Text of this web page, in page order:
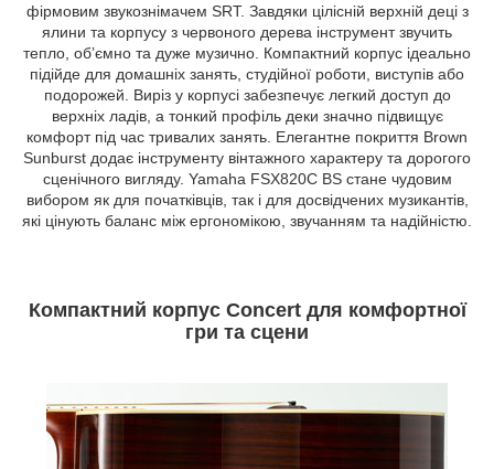
фірмовим звукознімачем SRT. Завдяки цілісній верхній деці з
ялини та корпусу з червоного дерева інструмент звучить
тепло, об’ємно та дуже музично. Компактний корпус ідеально
підійде для домашніх занять, студійної роботи, виступів або
подорожей. Виріз у корпусі забезпечує легкий доступ до
верхніх ладів, а тонкий профіль деки значно підвищує
комфорт під час тривалих занять. Елегантне покриття Brown
Sunburst додає інструменту вінтажного характеру та дорогого
сценічного вигляду. Yamaha FSX820C BS стане чудовим
вибором як для початківців, так і для досвідчених музикантів,
які цінують баланс між ергономікою, звучанням та надійністю.
Компактний корпус Concert для комфортної
гри та сцени